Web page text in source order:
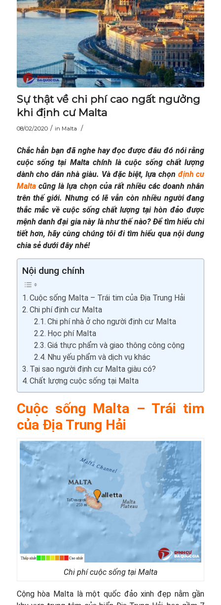
Sự thật về chi phí cao ngất ngưởng
khi định cư Malta
08/02/2020 / in Malta /
Chắc hẳn bạn đã nghe hay đọc được đâu đó nói rằng
cuộc sống tại Malta chính là cuộc sống chất lượng
dành cho dân nhà giàu. Và đặc biệt, lựa chọn định cư
Maltacũng là lựa chọn của rất nhiều các doanh nhân
trên thế giới. Nhưng có lẽ vẫn còn nhiều người đang
thắc mắc về cuộc sống chất lượng tại hòn đảo được
mệnh danh đại gia này là như thế nào? Để tìm hiểu chi
tiết hơn, hãy cùng chúng tôi đi tìm hiểu qua nội dung
chia sẻ dưới đây nhé!
Nội dung chính
Cuộc sống Malta – Trái tim của Địa Trung Hải
Chi phí định cư Malta
Chi phí nhà ở cho người định cư Malta
Học phí Malta
Giá thực phẩm và giao thông công cộng
Nhu yếu phẩm và dịch vụ khác
Tại sao người định cư Malta giàu có?
Chất lượng cuộc sống tại Malta
Cuộc sống Malta – Trái tim
của Địa Trung Hải
Chi phí cuộc sống tại Malta
Cộng hòa Malta là một quốc đảo xinh đẹp nằm gần